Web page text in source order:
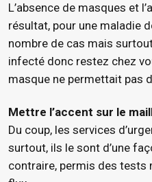
L’absence de masques et
résultat, pour une maladie
nombre de cas mais
infecté donc restez chez
masque ne permettait pas
Mettre l’accent sur le
Du coup, les services
surtout, ils le sont d’une
contraire, permis des tests